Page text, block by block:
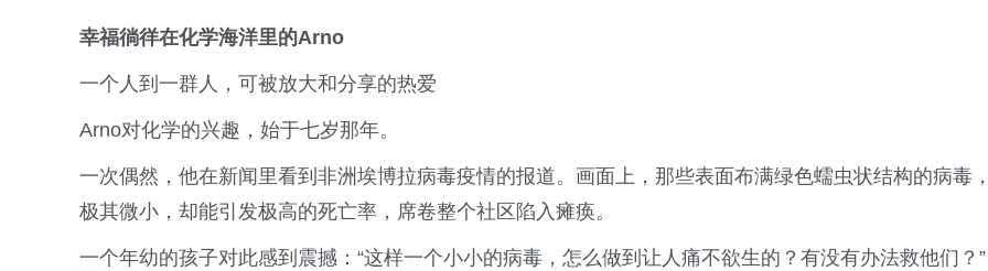
幸福徜徉在化学海洋里的Arno
一个人到一群人，可被放大和分享的热爱
Arno对化学的兴趣，始于七岁那年。
一次偶然，他在新闻里看到非洲埃博拉病毒疫情的报道。画面上，那些表面布满绿色蠕虫状结构的病毒，
极其微小，却能引发极高的死亡率，席卷整个社区陷入瘫痪。
一个年幼的孩子对此感到震撼：“这样一个小小的病毒，怎么做到让人痛不欲生的？有没有办法救他们？”